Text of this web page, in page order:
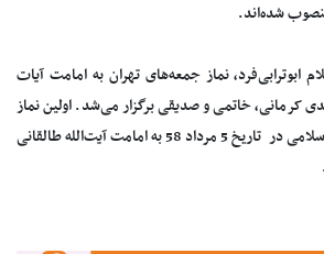
شده‌اند.
ابوترابی‌فرد، نماز جمعه‌های تهران به امامت آیات
کرمانی، خاتمی و صدیقی برگزار می‌شد. اولین نماز
جمعه تهران بعد از انقلاب اسلامی در تاریخ 5 مرداد 58 به امامت آیت‌الله طالقانی